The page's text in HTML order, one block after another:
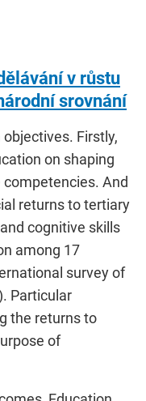
v růstu
srovnání
Firstly,
on shaping
And
returns to tertiary
cognitive skills
among 17
survey of
Particular
the returns to
of